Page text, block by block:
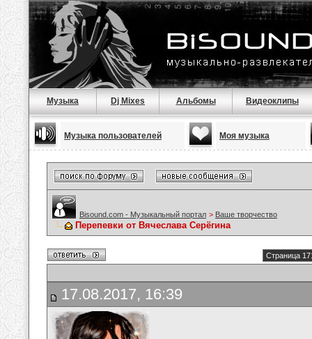
Музыка Dj Mixes Альбомы Видеоклипы
Музыка пользователей Моя музыка
Bisound.com - Музыкальный портал > Ваше творчество
Перепевки от Вячеслава Серёгина
Страница
17.08.2017, 16:39